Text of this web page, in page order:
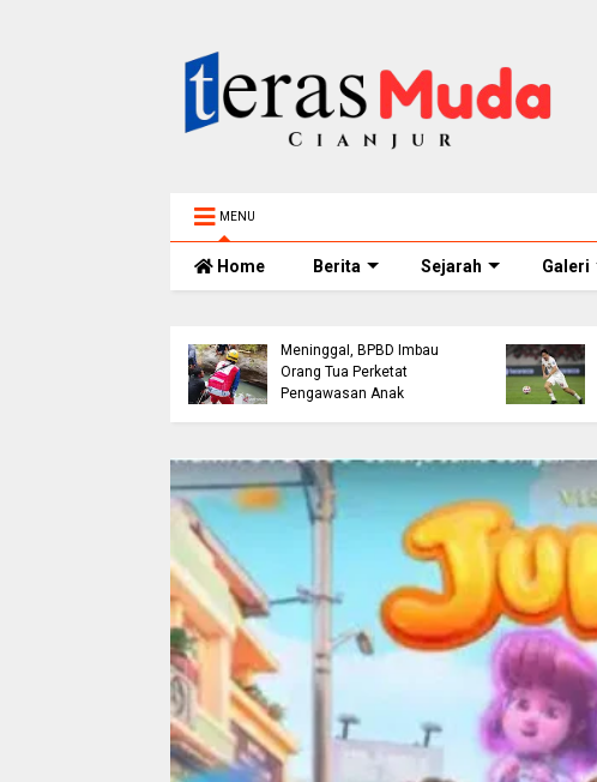
MENU
Home Berita Sejarah Galeri
Meninggal, BPBD Imbau
Orang Tua Perketat
Pengawasan Anak